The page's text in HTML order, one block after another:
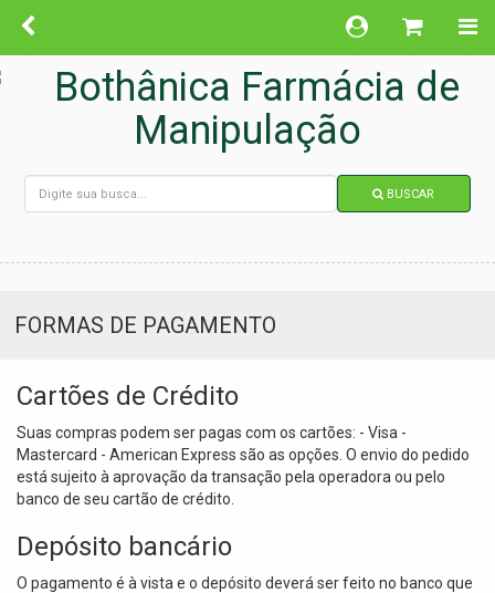
BUSCAR
FORMAS DE PAGAMENTO
Cartões de Crédito
Suas compras podem ser pagas com os cartões: - Visa -
Mastercard - American Express são as opções. O envio do pedido
está sujeito à aprovação da transação pela operadora ou pelo
banco de seu cartão de crédito.
Depósito bancário
O pagamento é à vista e o depósito deverá ser feito no banco que